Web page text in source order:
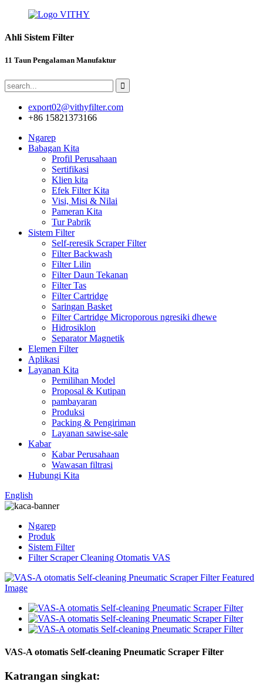
Ahli Sistem Filter
11 Taun Pengalaman Manufaktur
export02@vithyfilter.com
+86 15821373166
Ngarep
Babagan Kita
Profil Perusahaan
Sertifikasi
Klien kita
Efek Filter Kita
Visi, Misi & Nilai
Pameran Kita
Tur Pabrik
Sistem Filter
Self-reresik Scraper Filter
Filter Backwash
Filter Lilin
Filter Daun Tekanan
Filter Tas
Filter Cartridge
Saringan Basket
Filter Cartridge Microporous ngresiki dhewe
Hidrosiklon
Separator Magnetik
Elemen Filter
Aplikasi
Layanan Kita
Pemilihan Model
Proposal & Kutipan
pambayaran
Produksi
Packing & Pengiriman
Layanan sawise-sale
Kabar
Kabar Perusahaan
Wawasan filtrasi
Hubungi Kita
English
Ngarep
Produk
Sistem Filter
Filter Scraper Cleaning Otomatis VAS
VAS-A otomatis Self-cleaning Pneumatic Scraper Filter
Katrangan singkat: